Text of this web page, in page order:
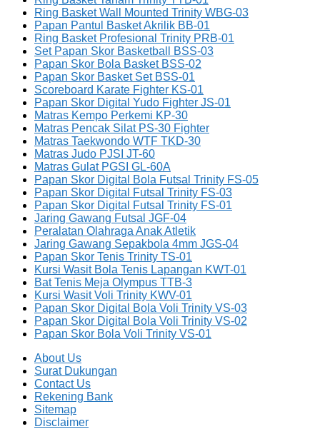
Ring Basket Wall Mounted Trinity WBG-03
Papan Pantul Basket Akrilik BB-01
Ring Basket Profesional Trinity PRB-01
Set Papan Skor Basketball BSS-03
Papan Skor Bola Basket BSS-02
Papan Skor Basket Set BSS-01
Scoreboard Karate Fighter KS-01
Papan Skor Digital Yudo Fighter JS-01
Matras Kempo Perkemi KP-30
Matras Pencak Silat PS-30 Fighter
Matras Taekwondo WTF TKD-30
Matras Judo PJSI JT-60
Matras Gulat PGSI GL-60A
Papan Skor Digital Bola Futsal Trinity FS-05
Papan Skor Digital Futsal Trinity FS-03
Papan Skor Digital Futsal Trinity FS-01
Jaring Gawang Futsal JGF-04
Peralatan Olahraga Anak Atletik
Jaring Gawang Sepakbola 4mm JGS-04
Papan Skor Tenis Trinity TS-01
Kursi Wasit Bola Tenis Lapangan KWT-01
Bat Tenis Meja Olympus TTB-3
Kursi Wasit Voli Trinity KWV-01
Papan Skor Digital Bola Voli Trinity VS-03
Papan Skor Digital Bola Voli Trinity VS-02
Papan Skor Bola Voli Trinity VS-01
About Us
Surat Dukungan
Contact Us
Rekening Bank
Sitemap
Disclaimer